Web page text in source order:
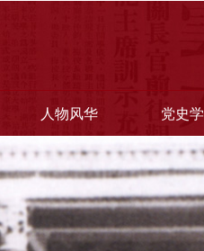
人物风华 党史